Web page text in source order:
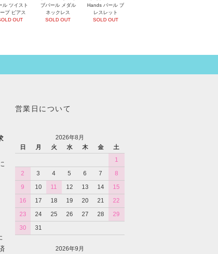
ル ツイスト
プ ピアス
OUT
ブパール メダル
ネックレス
SOLD OUT
Hands パール ブ
レスレット
SOLD OUT
営業日について
2026年8月
日
月 火 水 木 金
土
1
2
3 4 5 6 7
8
9
10 11 12 13 14
15
16
17 18 19 20 21
22
23
24 25 26 27 28
29
30
31
2026年9月